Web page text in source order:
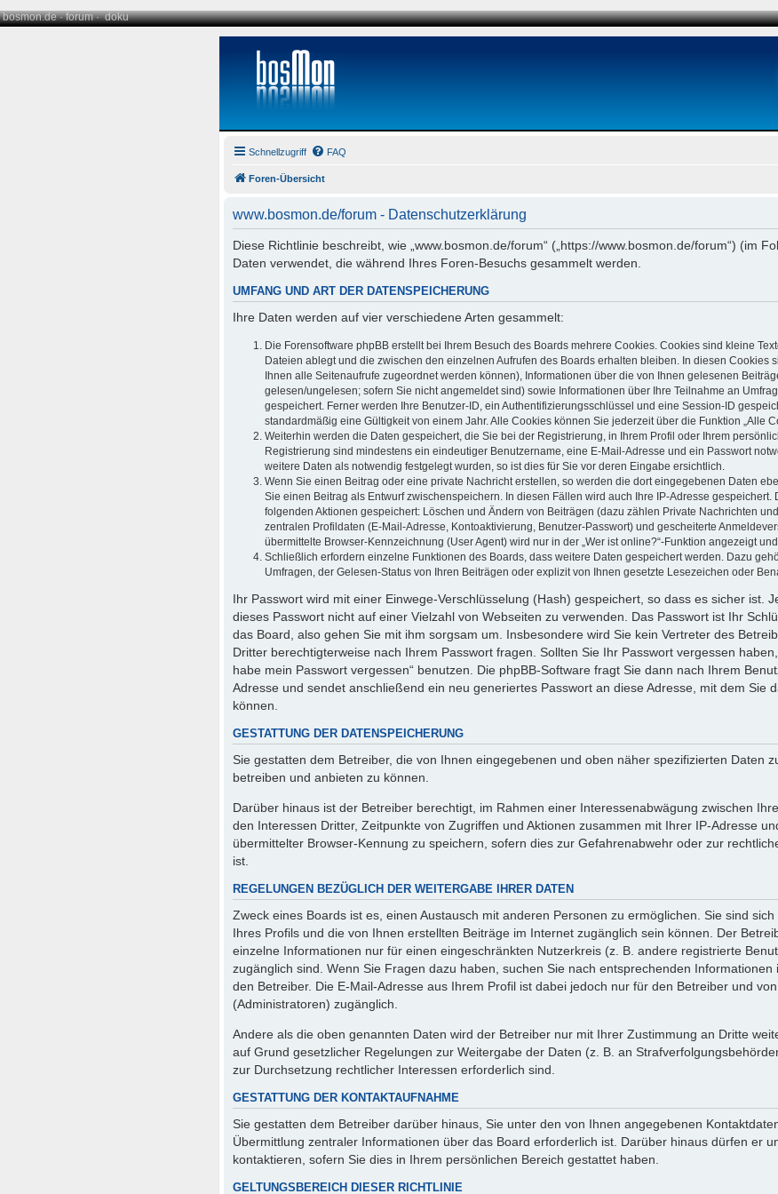
bosmon.de·forum·doku
Schnellzugriff FAQ
Foren-Übersicht
www.bosmon.de/forum - Datenschutzerklärung
Diese Richtlinie beschreibt, wie „www.bosmon.de/forum“ („https://www.bosmon.de/forum“) (im
Daten verwendet, die während Ihres Foren-Besuchs gesammelt werden.
UMFANG UND ART DER DATENSPEICHERUNG
Ihre Daten werden auf vier verschiedene Arten gesammelt:
Die Forensoftware phpBB erstellt bei Ihrem Besuch des Boards mehrere Cookies. Cookies sind kleine
Dateien ablegt und die zwischen den einzelnen Aufrufen des Boards erhalten bleiben. In diesen Cookies
Ihnen alle Seitenaufrufe zugeordnet werden können), Informationen über die von Ihnen gelesenen
gelesen/ungelesen; sofern Sie nicht angemeldet sind) sowie Informationen über Ihre Teilnahme an
gespeichert. Ferner werden Ihre Benutzer-ID, ein Authentifizierungsschlüssel und eine Session-ID
standardmäßig eine Gültigkeit von einem Jahr. Alle Cookies können Sie jederzeit über die Funktion „Alle
Weiterhin werden die Daten gespeichert, die Sie bei der Registrierung, in Ihrem Profil oder Ihrem
Registrierung sind mindestens ein eindeutiger Benutzername, eine E-Mail-Adresse und ein Passwort
weitere Daten als notwendig festgelegt wurden, so ist dies für Sie vor deren Eingabe ersichtlich.
Wenn Sie einen Beitrag oder eine private Nachricht erstellen, so werden die dort eingegebenen Daten
Sie einen Beitrag als Entwurf zwischenspeichern. In diesen Fällen wird auch Ihre IP-Adresse gespeichert.
folgenden Aktionen gespeichert: Löschen und Ändern von Beiträgen (dazu zählen Private Nachrichten
zentralen Profildaten (E-Mail-Adresse, Kontoaktivierung, Benutzer-Passwort) und gescheiterte
übermittelte Browser-Kennzeichnung (User Agent) wird nur in der „Wer ist online?“-Funktion angezeigt
Schließlich erfordern einzelne Funktionen des Boards, dass weitere Daten gespeichert werden. Dazu
Umfragen, der Gelesen-Status von Ihren Beiträgen oder explizit von Ihnen gesetzte Lesezeichen oder
Ihr Passwort wird mit einer Einwege-Verschlüsselung (Hash) gespeichert, so dass es sicher ist.
dieses Passwort nicht auf einer Vielzahl von Webseiten zu verwenden. Das Passwort ist Ihr
das Board, also gehen Sie mit ihm sorgsam um. Insbesondere wird Sie kein Vertreter des
Dritter berechtigterweise nach Ihrem Passwort fragen. Sollten Sie Ihr Passwort vergessen
habe mein Passwort vergessen“ benutzen. Die phpBB-Software fragt Sie dann nach Ihrem
Adresse und sendet anschließend ein neu generiertes Passwort an diese Adresse, mit dem Sie
können.
GESTATTUNG DER DATENSPEICHERUNG
Sie gestatten dem Betreiber, die von Ihnen eingegebenen und oben näher spezifizierten Daten
betreiben und anbieten zu können.
Darüber hinaus ist der Betreiber berechtigt, im Rahmen einer Interessenabwägung zwischen
den Interessen Dritter, Zeitpunkte von Zugriffen und Aktionen zusammen mit Ihrer IP-Adresse
übermittelter Browser-Kennung zu speichern, sofern dies zur Gefahrenabwehr oder zur
ist.
REGELUNGEN BEZÜGLICH DER WEITERGABE IHRER DATEN
Zweck eines Boards ist es, einen Austausch mit anderen Personen zu ermöglichen. Sie sind
Ihres Profils und die von Ihnen erstellten Beiträge im Internet zugänglich sein können. Der
einzelne Informationen nur für einen eingeschränkten Nutzerkreis (z. B. andere registrierte
zugänglich sind. Wenn Sie Fragen dazu haben, suchen Sie nach entsprechenden
den Betreiber. Die E-Mail-Adresse aus Ihrem Profil ist dabei jedoch nur für den Betreiber und
(Administratoren) zugänglich.
Andere als die oben genannten Daten wird der Betreiber nur mit Ihrer Zustimmung an Dritte
auf Grund gesetzlicher Regelungen zur Weitergabe der Daten (z. B. an
zur Durchsetzung rechtlicher Interessen erforderlich sind.
GESTATTUNG DER KONTAKTAUFNAHME
Sie gestatten dem Betreiber darüber hinaus, Sie unter den von Ihnen angegebenen
Übermittlung zentraler Informationen über das Board erforderlich ist. Darüber hinaus dürfen er
kontaktieren, sofern Sie dies in Ihrem persönlichen Bereich gestattet haben.
GELTUNGSBEREICH DIESER RICHTLINIE